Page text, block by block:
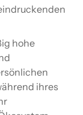
hohe
ihres